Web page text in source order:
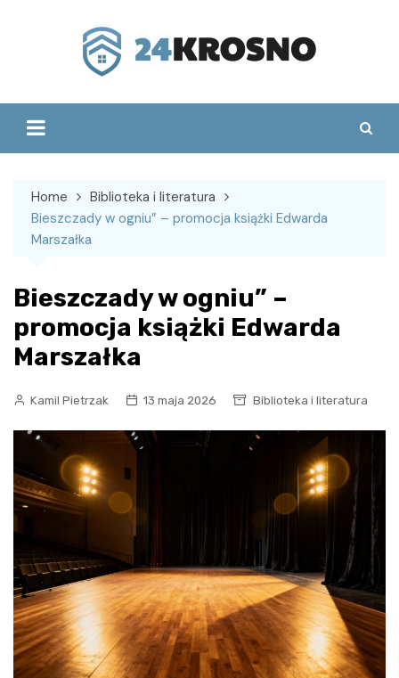
Home
Biblioteka i literatura
Bieszczady w ogniu” – promocja książki Edwarda
Marszałka
Bieszczady w ogniu” –
promocja książki Edwarda
Marszałka
Kamil Pietrzak 13 maja 2026 Biblioteka i literatura